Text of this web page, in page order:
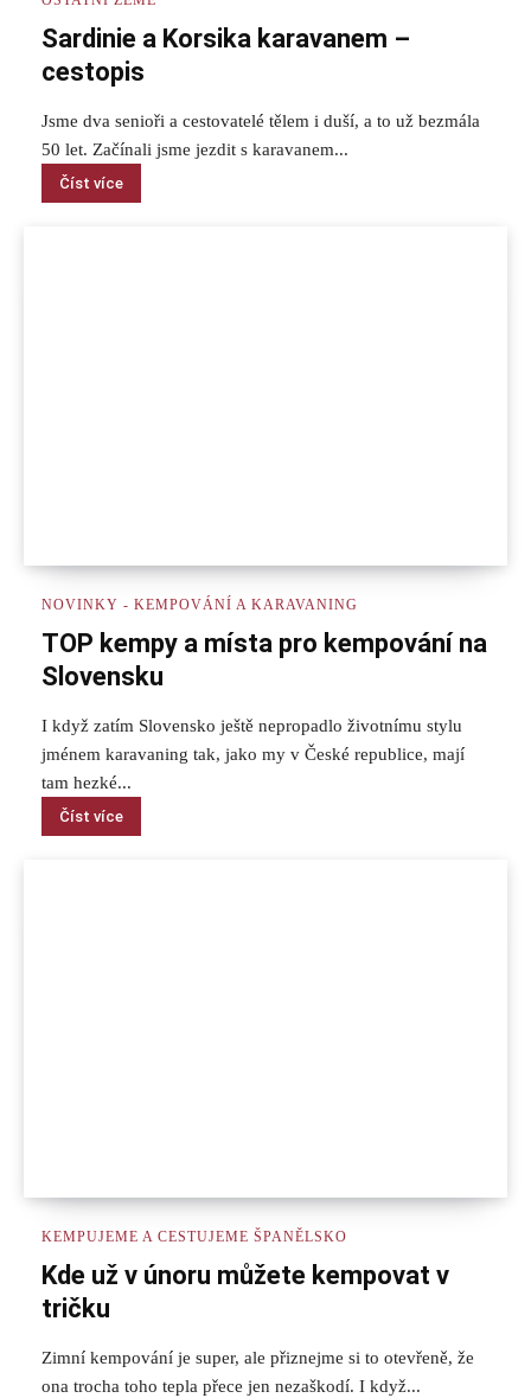
Sardinie a Korsika karavanem –
cestopis
Jsme dva senioři a cestovatelé tělem i duší, a to už bezmála
50 let. Začínali jsme jezdit s karavanem...
Číst více
NOVINKY - KEMPOVÁNÍ A KARAVANING
TOP kempy a místa pro kempování na
Slovensku
I když zatím Slovensko ještě nepropadlo životnímu stylu
jménem karavaning tak, jako my v České republice, mají
tam hezké...
Číst více
KEMPUJEME A CESTUJEME ŠPANĚLSKO
Kde už v únoru můžete kempovat v
tričku
Zimní kempování je super, ale přiznejme si to otevřeně, že
ona trocha toho tepla přece jen nezaškodí. I když...